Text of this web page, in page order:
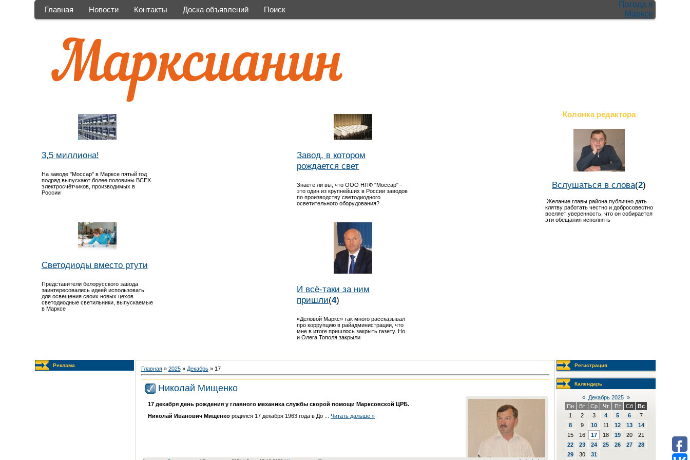
Главная Новости Контакты Доска объявлений Поиск
Погода в
Марксе
3,5 миллиона!
На заводе "Моссар" в Марксе пятый год
подряд выпускают более половины ВСЕХ
электросчётчиков, производимых в
России
Завод, в котором
рождается свет
Знаете ли вы, что ООО НПФ "Моссар" -
это один из крупнейших в России заводов
по производству светодиодного
осветительного оборудования?
Светодиоды вместо ртути
Представители белорусского завода
заинтересовались идеей использовать
для освещения своих новых цехов
светодиодные светильники, выпускаемые
в Марксе
И всё-таки за ним
пришли(4)
«Деловой Маркс» так много рассказывал
про коррупцию в райадминистрации, что
мне в итоге пришлось закрыть газету. Но
и Олега Тополя закрыли
Колонка редактора
Вслушаться в слова(2)
Желание главы района публично дать
клятву работать честно и добросовестно
вселяет уверенность, что он собирается
эти обещания исполнять
Реклама
Главная» 2025 » Декабрь » 17
Николай Мищенко
17 декабря день рождения у главного механика службы скорой помощи Марксовской ЦРБ.
Николай Иванович Мищенко родился 17 декабря 1963 года в До ...Читать дальше »
Регистрация
Календарь
« Декабрь 2025 »
Пн
Вт Ср Чт Пт Сб
Вс
1
2 3 4 5 6
7
8
9 10 11 12 13
14
15
16 17 18 19 20
21
22
23 24 25 26 27
28
29
30 31